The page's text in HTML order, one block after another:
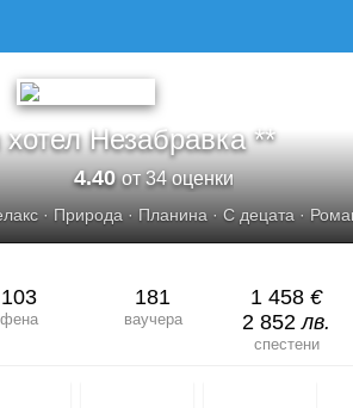
Незабравка **
4.40от 34 оценки
· Природа · Планина · С децата ·
103
фена
181
ваучера
1 458 €
2 852лв.
спестени